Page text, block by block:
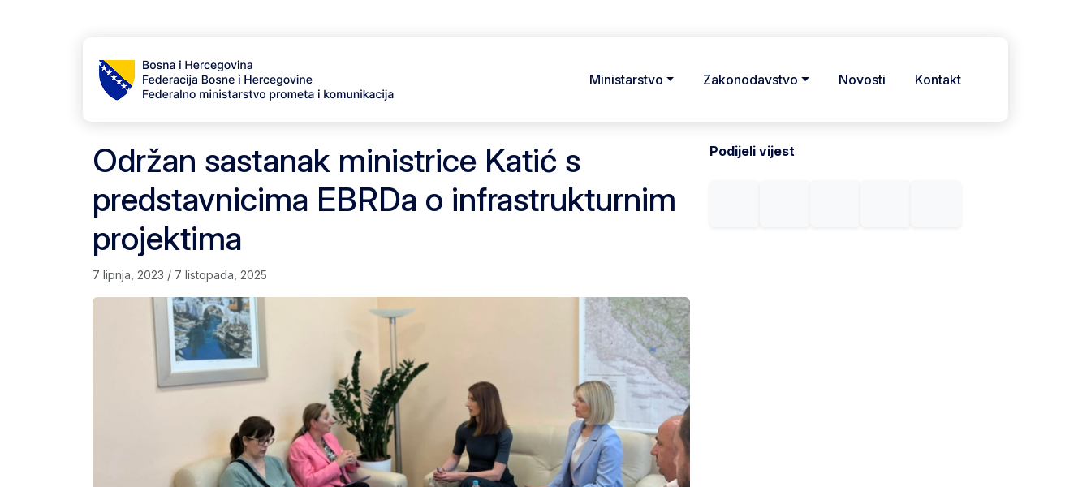
Ministarstvo Zakonodavstvo Novosti Kontakt
Održan sastanak ministrice Katić s
predstavnicima EBRDa o infrastrukturnim
projektima
7 lipnja, 2023 / 7 listopada, 2025
Podijeli vijest